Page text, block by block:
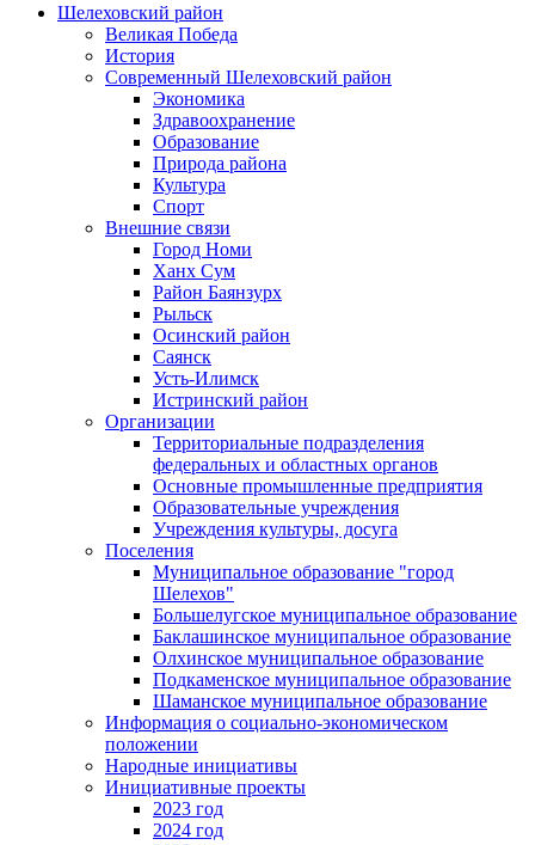
Шелеховский район
Великая Победа
История
Современный Шелеховский район
Экономика
Здравоохранение
Образование
Природа района
Культура
Спорт
Внешние связи
Город Номи
Ханх Сум
Район Баянзурх
Рыльск
Осинский район
Саянск
Усть-Илимск
Истринский район
Организации
Территориальные подразделения
федеральных и областных органов
Основные промышленные предприятия
Образовательные учреждения
Учреждения культуры, досуга
Поселения
Муниципальное образование "город
Шелехов"
Большелугское муниципальное образование
Баклашинское муниципальное образование
Олхинское муниципальное образование
Подкаменское муниципальное образование
Шаманское муниципальное образование
Информация о социально-экономическом
положении
Народные инициативы
Инициативные проекты
2023 год
2024 год